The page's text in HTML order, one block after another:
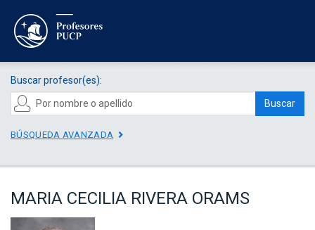
Buscar profesor(es):
Buscar
BÚSQUEDA AVANZADA
MARIA CECILIA RIVERA ORAMS